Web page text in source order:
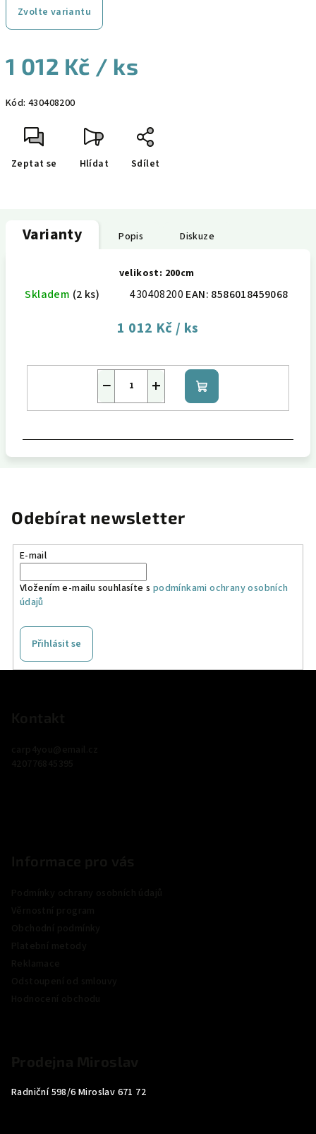
Zvolte variantu
1 012 Kč / ks
cena:
Kód: 430408200
Zeptat se Hlídat Sdílet
Varianty Popis Diskuze
velikost: 200cm
Skladem (2 ks) 430408200 EAN: 8586018459068
1 012 Kč/ ks
+
− Do
košíku
Odebírat newsletter
E-mail
Vložením e-mailu souhlasíte s podmínkami ochrany osobních
údajů
Přihlásit se
Radniční 598/6 Miroslav 671 72